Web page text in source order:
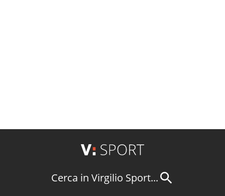
Cerca in Virgilio Sport...